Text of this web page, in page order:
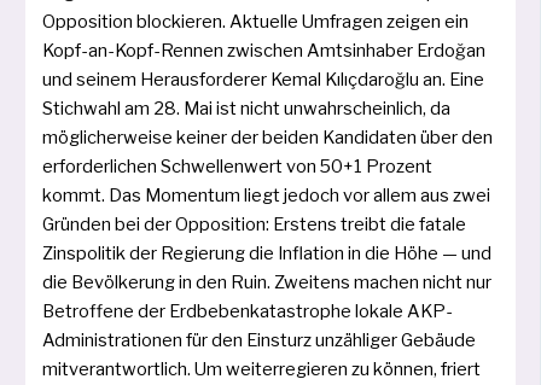
Opposition blo­ckie­ren. Aktuelle Umfragen zei­gen ein
Kopf-an-Kopf-Rennen zwi­schen Amtsinhaber Erdoğan
und sei­nem Herausforderer Kemal Kılıçdaroğlu an. Eine
Stichwahl am 28. Mai ist nicht unwahr­schein­lich, da
mög­li­cher­wei­se kei­ner der bei­den Kandidaten über den
erfor­der­li­chen Schwellenwert von 50+1 Prozent
kommt. Das Momentum liegt jedoch vor allem aus zwei
Gründen bei der Opposition: Erstens treibt die fata­le
Zinspolitik der Regierung die Inflation in die Höhe — und
die Bevölkerung in den Ruin. Zweitens machen nicht nur
Betroffene der Erdbebenkatastrophe loka­le AKP-
Administrationen für den Einsturz unzäh­li­ger Gebäude
mit­ver­ant­wort­lich. Um wei­ter­re­gie­ren zu kön­nen, friert